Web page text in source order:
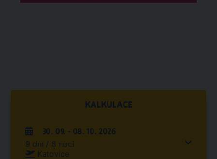
KALKULACE
30. 09. - 08. 10. 2026
9 dní / 8 nocí
Katovice